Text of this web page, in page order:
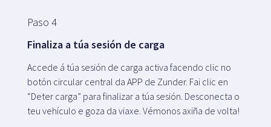
Paso 4
Finaliza a túa sesión de carga
Accede á túa sesión de carga activa facendo clic no
botón circular central da APP de Zunder. Fai clic en
“Deter carga” para finalizar a túa sesión. Desconecta o
teu vehículo e goza da viaxe. Vémonos axiña de volta!